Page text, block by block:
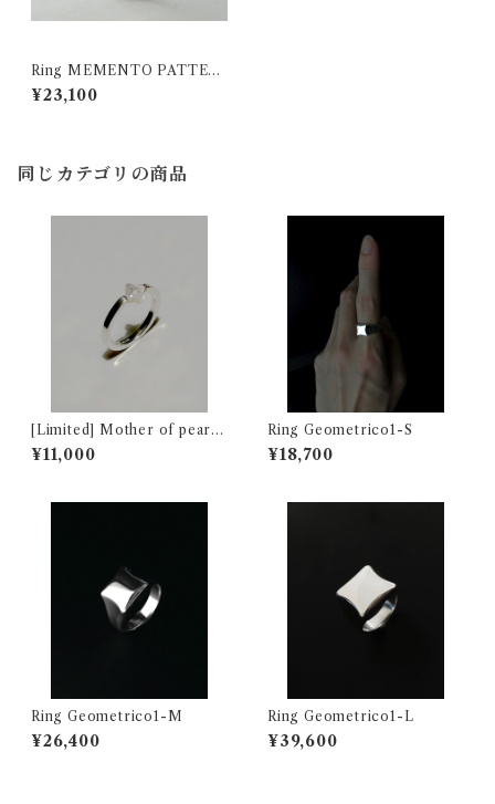
Ring MEMENTO PATTER
N. 3
¥23,100
同じカテゴリの商品
[Limited] Mother of pearl
Ring
¥11,000
Ring Geometrico1-S
¥18,700
Ring Geometrico1-M
¥26,400
Ring Geometrico1-L
¥39,600